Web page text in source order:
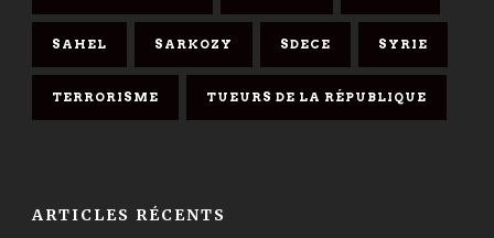
SAHEL SARKOZY SDECE SYRIE
TERRORISME TUEURS DE LA RÉPUBLIQUE
ARTICLES RÉCENTS